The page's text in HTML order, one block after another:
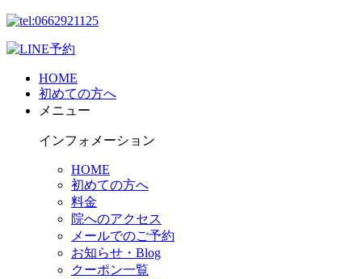
HOME
初めての方へ
メニュー
インフォメーション
HOME
初めての方へ
料金
院へのアクセス
メールでのご予約
お知らせ・Blog
クーポン一覧